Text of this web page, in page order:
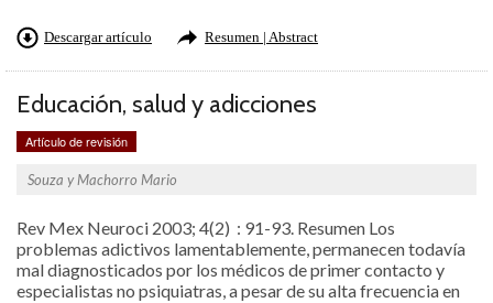
Descargar artículo Resumen | Abstract
Educación, salud y adicciones
Artículo de revisión
Souza y Machorro Mario
Rev Mex Neuroci 2003; 4(2) : 91-93. Resumen Los
problemas adictivos lamentablemente, permanecen todavía
mal diagnosticados por los médicos de primer contacto y
especialistas no psiquiatras, a pesar de su alta frecuencia en